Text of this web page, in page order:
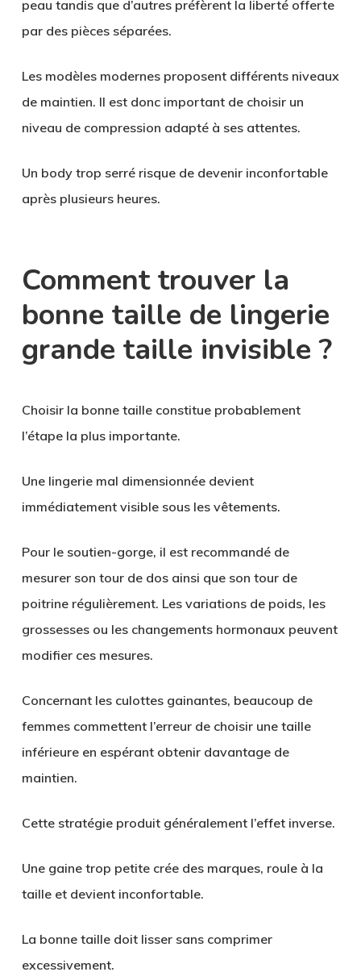
peau tandis que d’autres préfèrent la liberté offerte
par des pièces séparées.
Les modèles modernes proposent différents niveaux
de maintien. Il est donc important de choisir un
niveau de compression adapté à ses attentes.
Un body trop serré risque de devenir inconfortable
après plusieurs heures.
Comment trouver la
bonne taille de lingerie
grande taille invisible ?
Choisir la bonne taille constitue probablement
l’étape la plus importante.
Une lingerie mal dimensionnée devient
immédiatement visible sous les vêtements.
Pour le soutien-gorge, il est recommandé de
mesurer son tour de dos ainsi que son tour de
poitrine régulièrement. Les variations de poids, les
grossesses ou les changements hormonaux peuvent
modifier ces mesures.
Concernant les culottes gainantes, beaucoup de
femmes commettent l’erreur de choisir une taille
inférieure en espérant obtenir davantage de
maintien.
Cette stratégie produit généralement l’effet inverse.
Une gaine trop petite crée des marques, roule à la
taille et devient inconfortable.
La bonne taille doit lisser sans comprimer
excessivement.